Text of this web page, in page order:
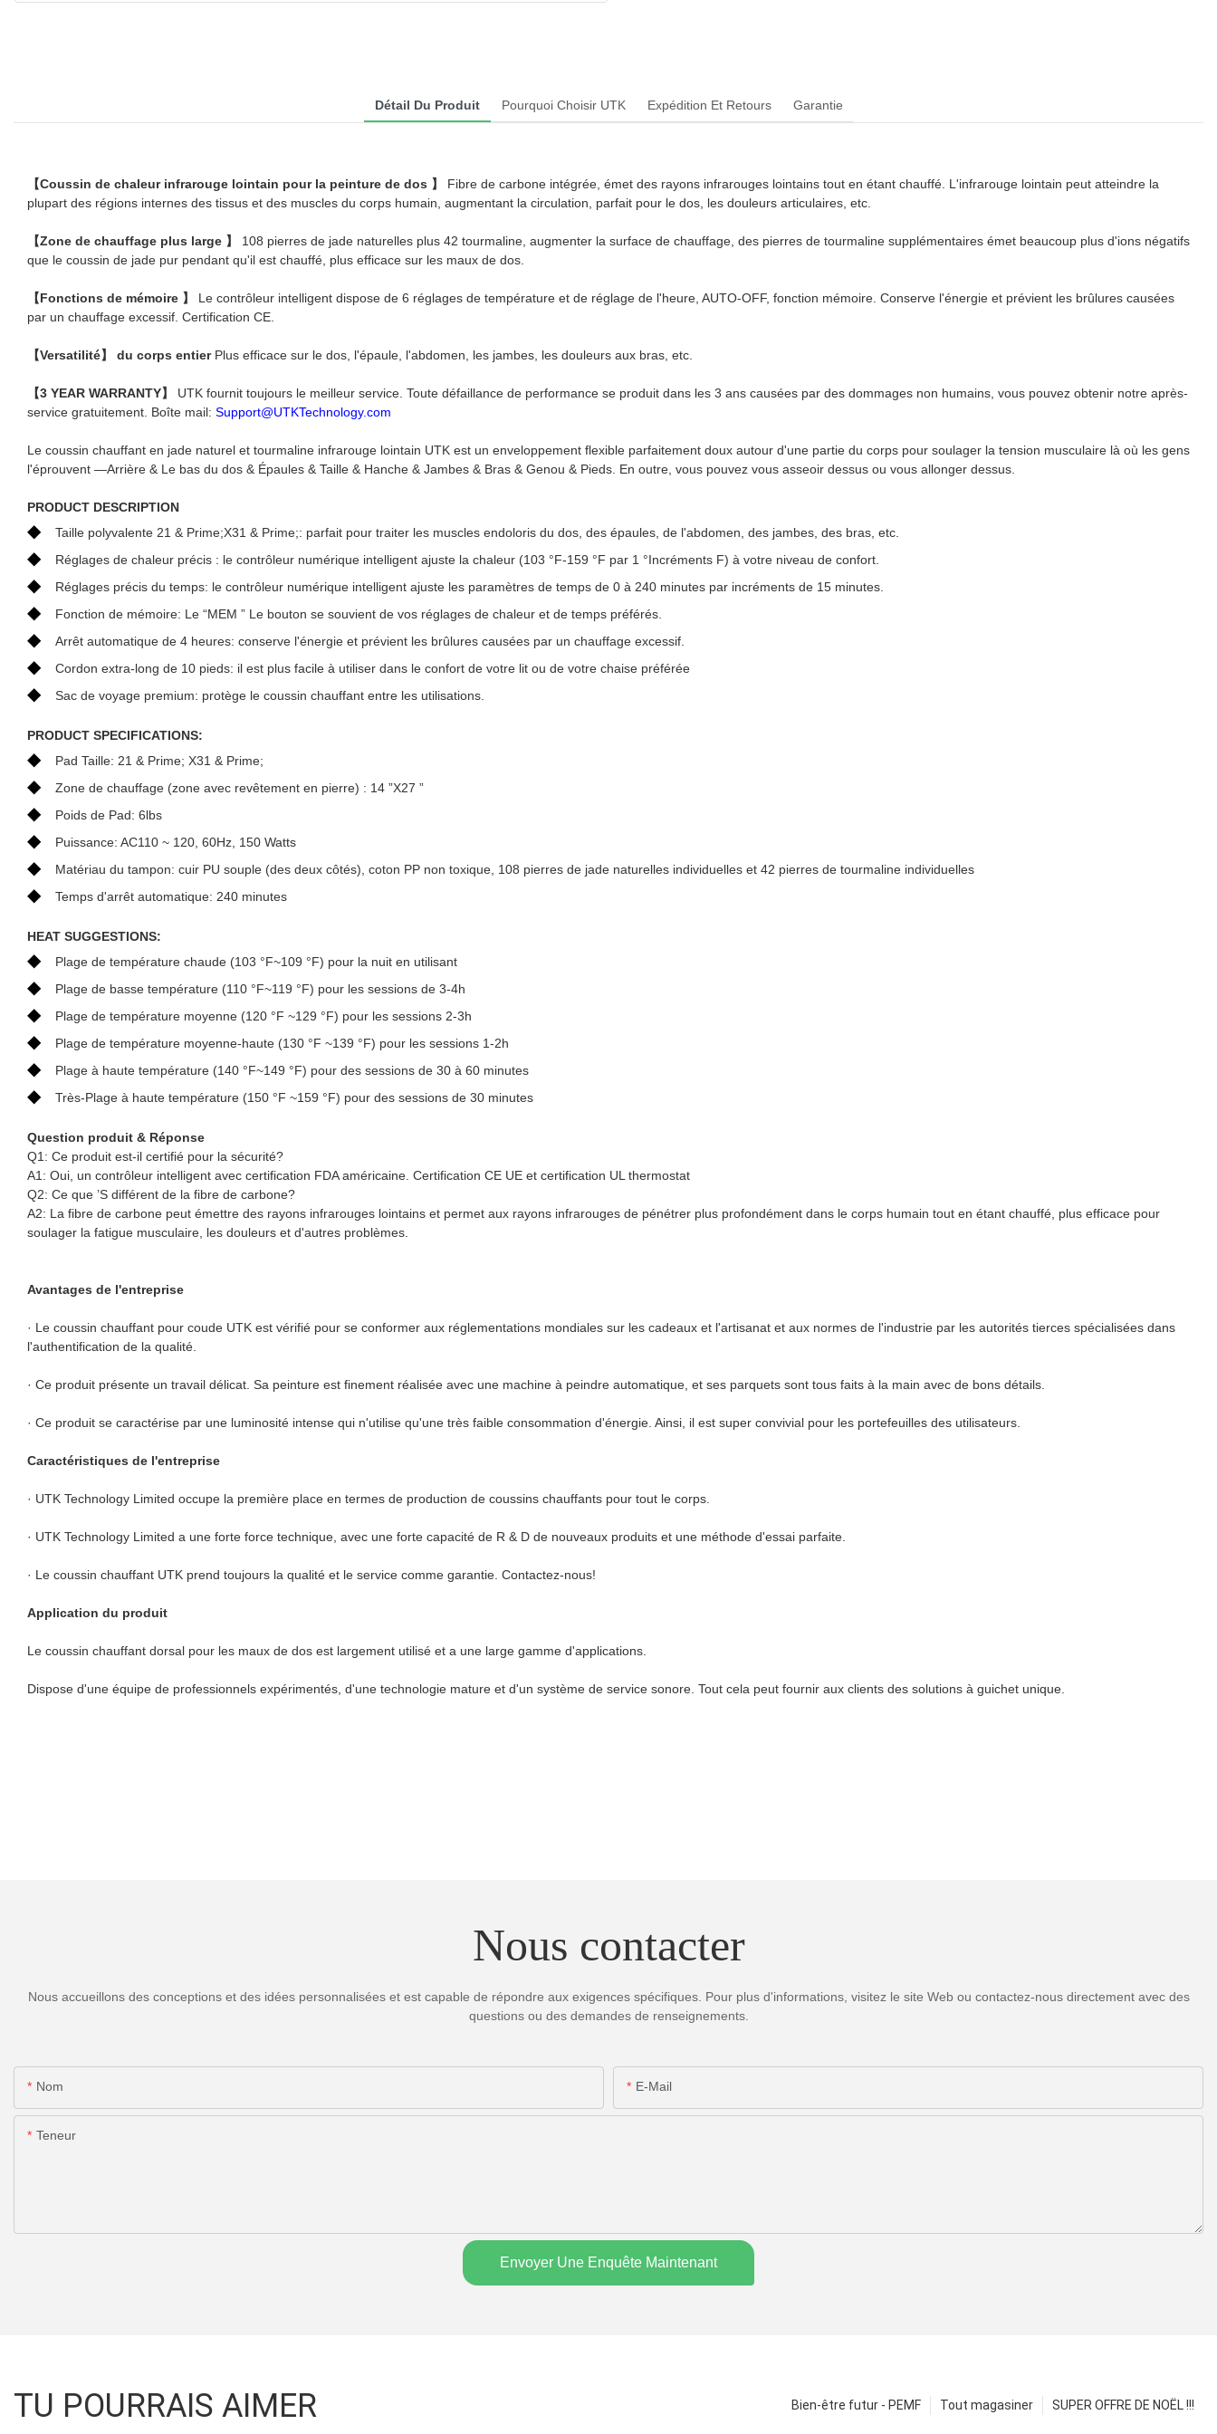
Détail Du Produit Pourquoi Choisir UTK Expédition Et Retours Garantie
【Coussin de chaleur infrarouge lointain pour la peinture de dos 】 Fibre de carbone intégrée, émet des rayons infrarouges lointains tout en étant chauffé. L'infrarouge lointain peut atteindre la
plupart des régions internes des tissus et des muscles du corps humain, augmentant la circulation, parfait pour le dos, les douleurs articulaires, etc.
【Zone de chauffage plus large 】 108 pierres de jade naturelles plus 42 tourmaline, augmenter la surface de chauffage, des pierres de tourmaline supplémentaires émet beaucoup plus d'ions négatifs
que le coussin de jade pur pendant qu'il est chauffé, plus efficace sur les maux de dos.
【Fonctions de mémoire 】 Le contrôleur intelligent dispose de 6 réglages de température et de réglage de l'heure, AUTO-OFF, fonction mémoire. Conserve l'énergie et prévient les brûlures causées
par un chauffage excessif. Certification CE.
【Versatilité】 du corps entier Plus efficace sur le dos, l'épaule, l'abdomen, les jambes, les douleurs aux bras, etc.
【3 YEAR WARRANTY】 UTK fournit toujours le meilleur service. Toute défaillance de performance se produit dans les 3 ans causées par des dommages non humains, vous pouvez obtenir notre après-
service gratuitement. Boîte mail: Support@UTKTechnology.com
Le coussin chauffant en jade naturel et tourmaline infrarouge lointain UTK est un enveloppement flexible parfaitement doux autour d'une partie du corps pour soulager la tension musculaire là où les gens
l'éprouvent —Arrière & Le bas du dos & Épaules & Taille & Hanche & Jambes & Bras & Genou & Pieds. En outre, vous pouvez vous asseoir dessus ou vous allonger dessus.
PRODUCT DESCRIPTION
◆ Taille polyvalente 21 & Prime;X31 & Prime;: parfait pour traiter les muscles endoloris du dos, des épaules, de l'abdomen, des jambes, des bras, etc.
◆ Réglages de chaleur précis : le contrôleur numérique intelligent ajuste la chaleur (103 °F-159 °F par 1 °Incréments F) à votre niveau de confort.
◆ Réglages précis du temps: le contrôleur numérique intelligent ajuste les paramètres de temps de 0 à 240 minutes par incréments de 15 minutes.
◆ Fonction de mémoire: Le “MEM ” Le bouton se souvient de vos réglages de chaleur et de temps préférés.
◆ Arrêt automatique de 4 heures: conserve l'énergie et prévient les brûlures causées par un chauffage excessif.
◆ Cordon extra-long de 10 pieds: il est plus facile à utiliser dans le confort de votre lit ou de votre chaise préférée
◆ Sac de voyage premium: protège le coussin chauffant entre les utilisations.
PRODUCT SPECIFICATIONS:
◆ Pad Taille: 21 & Prime; X31 & Prime;
◆ Zone de chauffage (zone avec revêtement en pierre) : 14 ”X27 ”
◆ Poids de Pad: 6lbs
◆ Puissance: AC110 ~ 120, 60Hz, 150 Watts
◆ Matériau du tampon: cuir PU souple (des deux côtés), coton PP non toxique, 108 pierres de jade naturelles individuelles et 42 pierres de tourmaline individuelles
◆ Temps d'arrêt automatique: 240 minutes
HEAT SUGGESTIONS:
◆ Plage de température chaude (103 °F~109 °F) pour la nuit en utilisant
◆ Plage de basse température (110 °F~119 °F) pour les sessions de 3-4h
◆ Plage de température moyenne (120 °F ~129 °F) pour les sessions 2-3h
◆ Plage de température moyenne-haute (130 °F ~139 °F) pour les sessions 1-2h
◆ Plage à haute température (140 °F~149 °F) pour des sessions de 30 à 60 minutes
◆ Très-Plage à haute température (150 °F ~159 °F) pour des sessions de 30 minutes
Question produit & Réponse
Q1: Ce produit est-il certifié pour la sécurité?
A1: Oui, un contrôleur intelligent avec certification FDA américaine. Certification CE UE et certification UL thermostat
Q2: Ce que ’S différent de la fibre de carbone?
A2: La fibre de carbone peut émettre des rayons infrarouges lointains et permet aux rayons infrarouges de pénétrer plus profondément dans le corps humain tout en étant chauffé, plus efficace pour
soulager la fatigue musculaire, les douleurs et d'autres problèmes.
Avantages de l'entreprise
· Le coussin chauffant pour coude UTK est vérifié pour se conformer aux réglementations mondiales sur les cadeaux et l'artisanat et aux normes de l'industrie par les autorités tierces spécialisées dans
l'authentification de la qualité.
· Ce produit présente un travail délicat. Sa peinture est finement réalisée avec une machine à peindre automatique, et ses parquets sont tous faits à la main avec de bons détails.
· Ce produit se caractérise par une luminosité intense qui n'utilise qu'une très faible consommation d'énergie. Ainsi, il est super convivial pour les portefeuilles des utilisateurs.
Caractéristiques de l'entreprise
· UTK Technology Limited occupe la première place en termes de production de coussins chauffants pour tout le corps.
· UTK Technology Limited a une forte force technique, avec une forte capacité de R & D de nouveaux produits et une méthode d'essai parfaite.
· Le coussin chauffant UTK prend toujours la qualité et le service comme garantie. Contactez-nous!
Application du produit
Le coussin chauffant dorsal pour les maux de dos est largement utilisé et a une large gamme d'applications.
Dispose d'une équipe de professionnels expérimentés, d'une technologie mature et d'un système de service sonore. Tout cela peut fournir aux clients des solutions à guichet unique.
Nous contacter
Nous accueillons des conceptions et des idées personnalisées et est capable de répondre aux exigences spécifiques. Pour plus d'informations, visitez le site Web ou contactez-nous directement avec des
questions ou des demandes de renseignements.
Nom E-Mail
Teneur
Envoyer Une Enquête Maintenant
TU POURRAIS AIMER SUPER OFFRE DE NOËL !!!
Tout magasiner
Bien-être futur - PEMF